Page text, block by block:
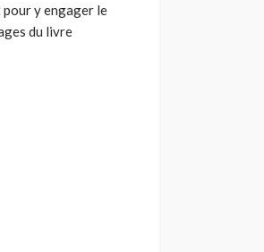
pour y engager le
du livre